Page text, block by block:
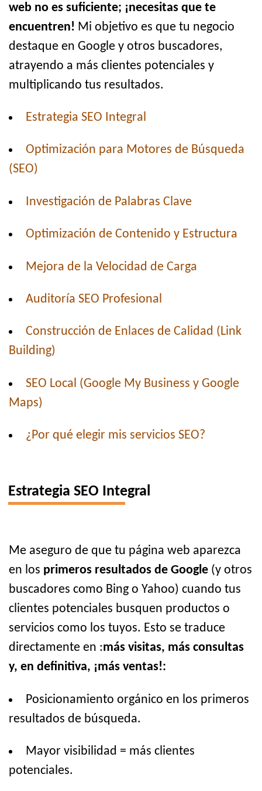
web no es suficiente; ¡necesitas que te
encuentren! Mi objetivo es que tu negocio
destaque en Google y otros buscadores,
atrayendo a más clientes potenciales y
multiplicando tus resultados.
Estrategia SEO Integral
Optimización para Motores de Búsqueda
(SEO)
Investigación de Palabras Clave
Optimización de Contenido y Estructura
Mejora de la Velocidad de Carga
Auditoría SEO Profesional
Construcción de Enlaces de Calidad (Link
Building)
SEO Local (Google My Business y Google
Maps)
¿Por qué elegir mis servicios SEO?
Estrategia SEO Integral
Me aseguro de que tu página web aparezca
en los primeros resultados de Google (y otros
buscadores como Bing o Yahoo) cuando tus
clientes potenciales busquen productos o
servicios como los tuyos. Esto se traduce
directamente en :más visitas, más consultas
y, en definitiva, ¡más ventas!:
Posicionamiento orgánico en los primeros
resultados de búsqueda.
Mayor visibilidad = más clientes
potenciales.